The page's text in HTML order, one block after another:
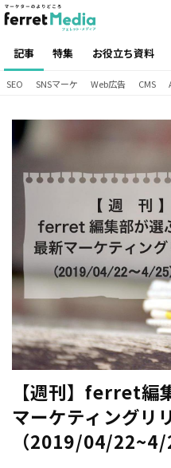
記事 特集 お役立ち資料
SEO SNSマーケ Web広告 CMS
【週刊】ferret編
マーケティングリ
（2019/04/22~4/